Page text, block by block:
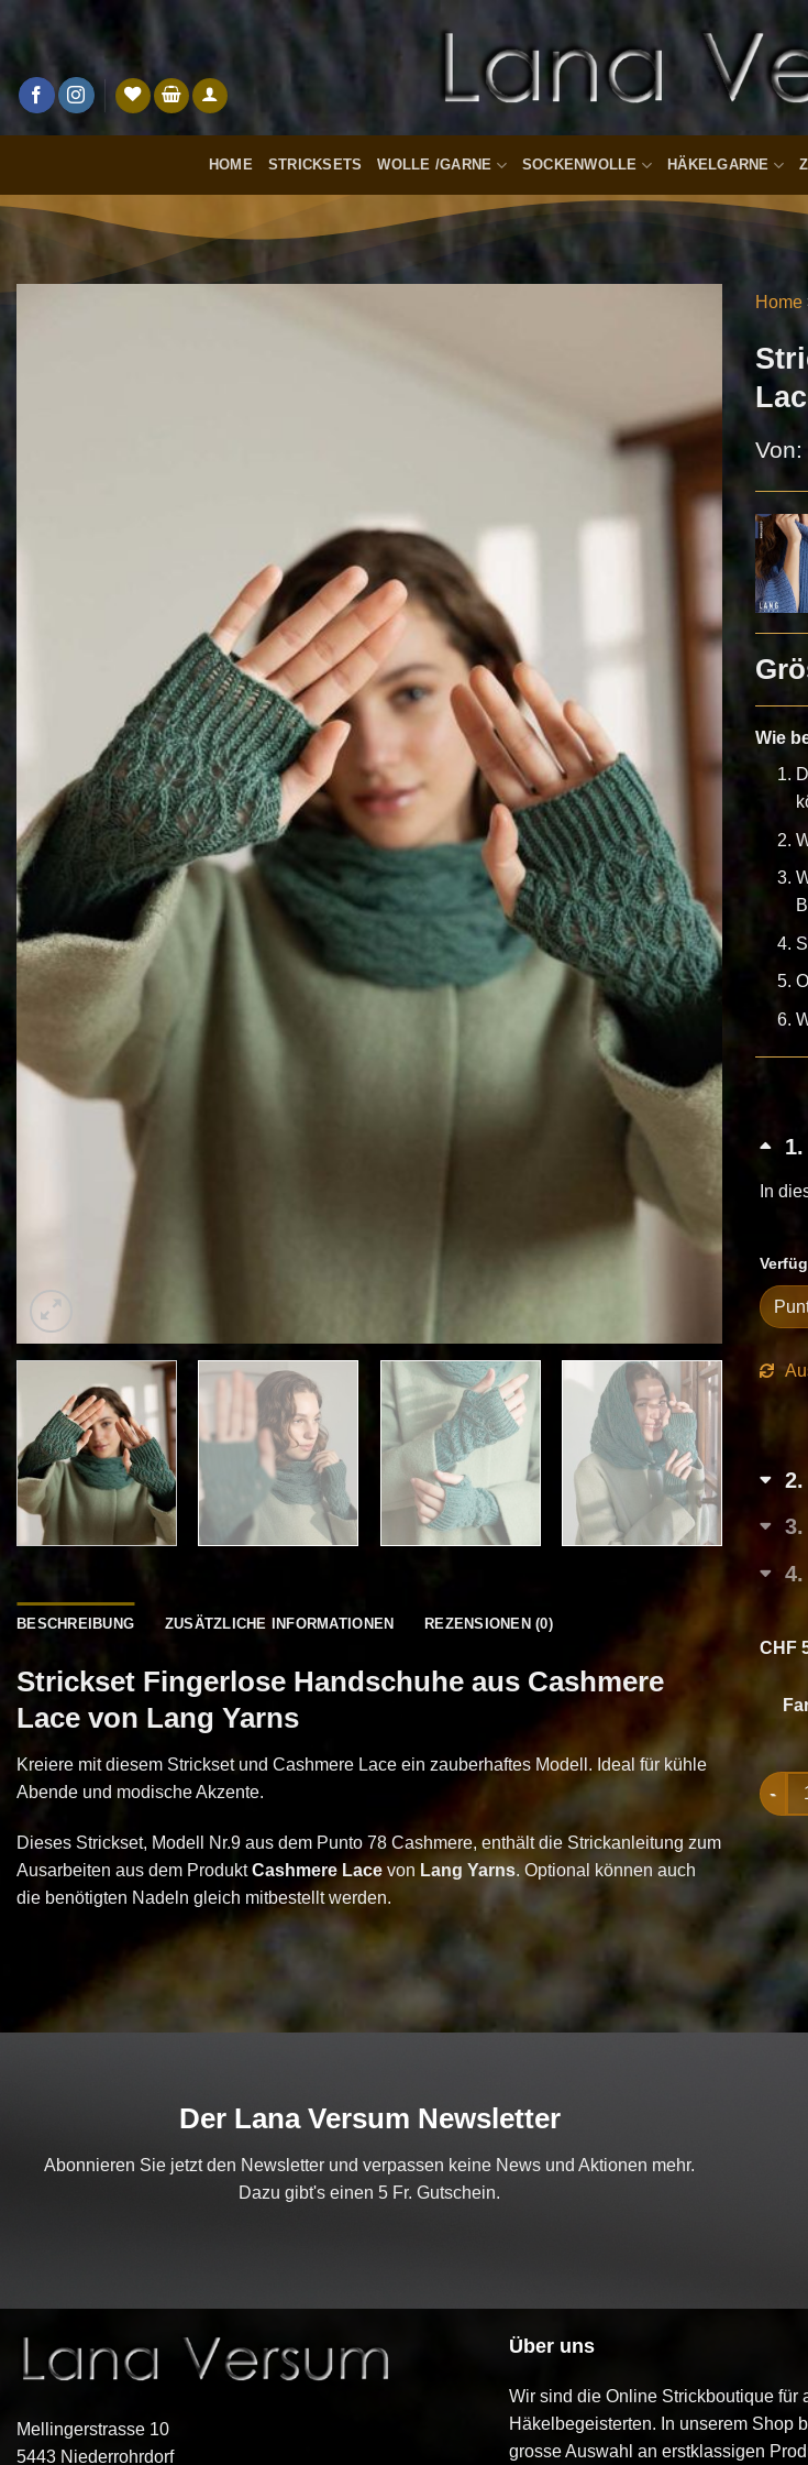
HOME STRICKSETS WOLLE /GARNE SOCKENWOLLE HÄKELGARNE
BESCHREIBUNG ZUSÄTZLICHE INFORMATIONEN REZENSIONEN (0)
Strickset Fingerlose Handschuhe aus Cashmere
Lace von Lang Yarns
Kreiere mit diesem Strickset und Cashmere Lace ein zauberhaftes Modell. Ideal für kühle
Abende und modische Akzente.
Dieses Strickset, Modell Nr.9 aus dem Punto 78 Cashmere, enthält die Strickanleitung zum
Ausarbeiten aus dem ProduktCashmere Lace von Lang Yarns. Optional können auch
die benötigten Nadeln gleich mitbestellt werden.
Home
Von:
Wie
1
In
2
3
4
CHF
Der Lana Versum Newsletter
Abonnieren Sie jetzt den Newsletter und verpassen keine News und Aktionen mehr.
Dazu gibt's einen 5 Fr. Gutschein.
Mellingerstrasse 10
5443 Niederrohrdorf
Über uns
Wir sind die Online Strickboutique für
Häkelbegeisterten. In unserem Shop
grosse Auswahl an erstklassigen